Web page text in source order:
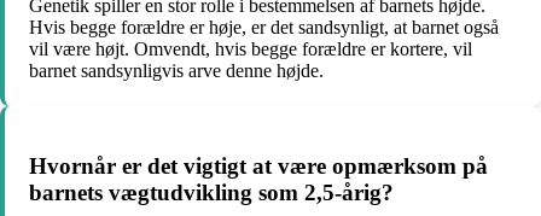
Genetik spiller en stor rolle i bestemmelsen af barnets højde.
Hvis begge forældre er høje, er det sandsynligt, at barnet også
vil være højt. Omvendt, hvis begge forældre er kortere, vil
barnet sandsynligvis arve denne højde.
Hvornår er det vigtigt at være opmærksom på
barnets vægtudvikling som 2,5-årig?